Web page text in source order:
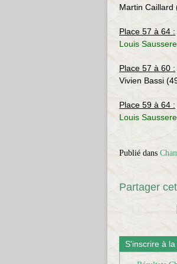
Martin Caillard
Place 57 à 64 :
Louis
Place 57 à 60 :
Vivien Bassi
Place 59 à 64 :
Louis
Publié dans
Partager
S'inscrire à